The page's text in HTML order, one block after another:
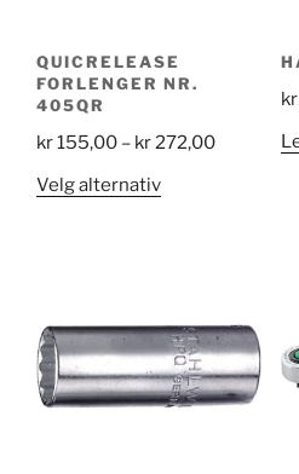
QUICRELEASE
FORLENGER NR.
405QR
kr155,00 – kr272,00Price
Velg alternativDette
Alternativene
kan
velges
kr